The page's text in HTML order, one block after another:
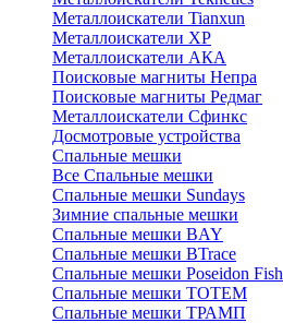
Металлоискатели Tianxun
Металлоискатели XP
Металлоискатели АКА
Поисковые магниты Непра
Поисковые магниты Редмаг
Металлоискатели Сфинкс
Досмотровые устройства
Спальные мешки
Все Спальные мешки
Спальные мешки Sundays
Зимние спальные мешки
Спальные мешки BAY
Спальные мешки BTrace
Спальные мешки Poseidon Fish
Спальные мешки ТОТЕМ
Спальные мешки ТРАМП